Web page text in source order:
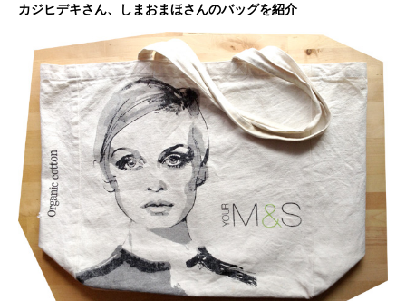
カジヒデキさん、しまおまほさんのバッグを紹介